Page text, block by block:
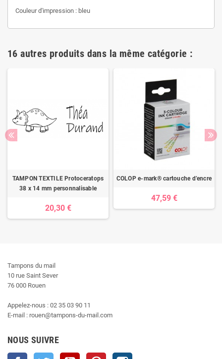
Couleur d'impression : bleu
16 autres produits dans la même catégorie :
TAMPON TEXTILE Protoceratops
38 x 14 mm personnalisable
20,30 €
COLOP e-mark® cartouche d’encre
47,59 €
Tampons du mail
10 rue Saint Sever
76 000 Rouen
Appelez-nous : 02 35 03 90 11
E-mail : rouen@tampons-du-mail.com
NOUS SUIVRE
Facebook Twitter YouTube Pinterest